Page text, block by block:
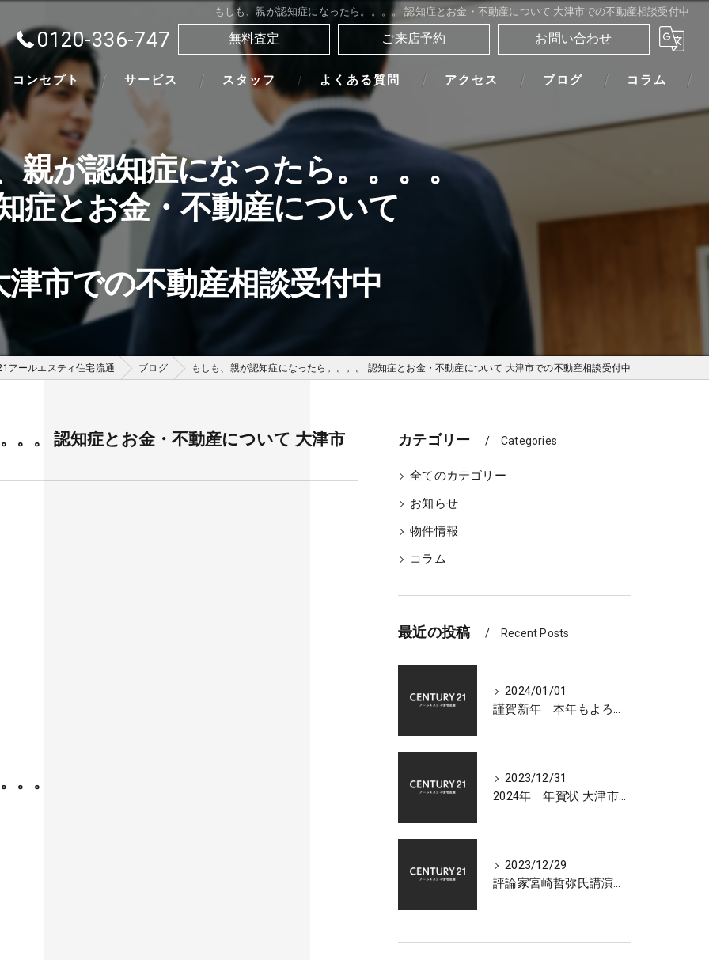
もしも、親が認知症になったら。。。。 認知症とお金・不動産について 大津市での不動産相談受付中
0120-336-747 無料査定 ご来店予約 お問い合わせ
コンセプト サービス スタッフ よくある質問 アクセス ブログ コラム
親が認知症になったら。。。。
症とお金・不動産について
市での不動産相談受付中
アールエスティ住宅流通 ブログ もしも、親が認知症になったら。。。。 認知症とお金・不動産について 大津市での不動産相談受付中
。。 認知症とお金・不動産について 大津市
。。
カテゴリー Categories
全てのカテゴリー
お知らせ
物件情報
コラム
最近の投稿 Recent Posts
2024/01/01
謹賀新年 本年もよろしくお願いいたします 大津市センチュリー21アールエスティ住宅流通
2023/12/31
2024年 年賀状 大津市での不動産相談受付中
2023/12/29
評論家宮崎哲弥氏講演会 2024年 日本経済の展望について